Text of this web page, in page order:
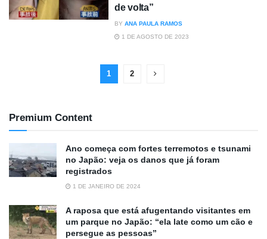
de volta”
BY ANA PAULA RAMOS
1 DE AGOSTO DE 2023
1 2
Premium Content
Ano começa com fortes terremotos e tsunami
no Japão: veja os danos que já foram
registrados
1 DE JANEIRO DE 2024
A raposa que está afugentando visitantes em
um parque no Japão: “ela late como um cão e
persegue as pessoas”